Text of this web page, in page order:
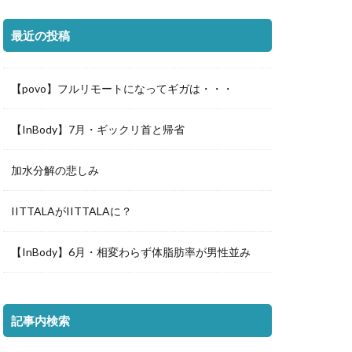
最近の投稿
【povo】フルリモートになってギガは・・・
【InBody】7月・ギックリ首と帰省
加水分解の悲しみ
IITTALAがIITTALAに？
【InBody】6月・相変わらず体脂肪率が男性並み
記事内検索